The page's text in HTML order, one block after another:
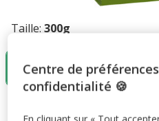
Taille:300g
300g
3.99€
3.99€
Centre de
confidentialité 🍪